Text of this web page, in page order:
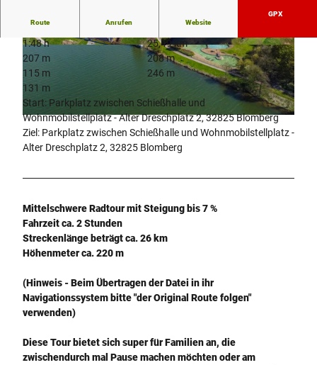
© Rüdiger Haase |CC-BY-SA
© Rüdiger Haase |CC-BY-SA
Route Anrufen Website
GPX
1:48 h
25,49 km
207 m
208 m
115 m
246 m
131 m
Start: Parkplatz zwischen Schießhalle und
Wohnmobilstellplatz - Alter Dreschplatz 2, 32825 Blomberg
Ziel: Parkplatz zwischen Schießhalle und Wohnmobilstellplatz -
Alter Dreschplatz 2, 32825 Blomberg
Mittelschwere Radtour mit Steigung bis 7 %
Fahrzeit ca. 2 Stunden
Streckenlänge beträgt ca. 26 km
Höhenmeter ca. 220 m
(Hinweis - Beim Übertragen der Datei in ihr
Navigationssystem bitte "der Original Route folgen"
verwenden)
Diese Tour bietet sich super für Familien an, die
zwischendurch mal Pause machen möchten oder am